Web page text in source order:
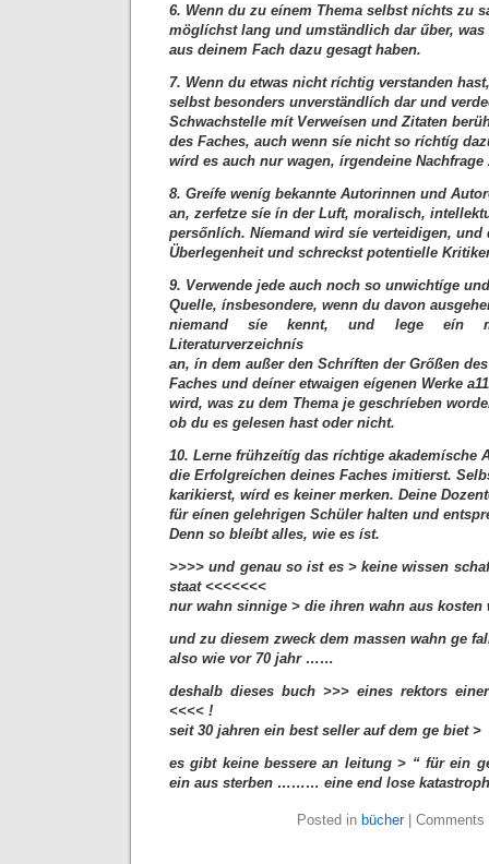
6. Wenn du zu eínem Thema selbst níchts zu
möglíchst lang und umständlich dar űber, was
aus deinem Fach dazu gesagt haben.
7. Wenn du etwas nicht ríchtig verstanden
selbst besonders unverständlích dar und
Schwachstelle mít Verweísen und Zitaten
des Faches, auch wenn síe nicht so ríchtíg
wírd es auch nur wagen, írgendeine Nachfrage
8. Greífe weníg bekannte Autorinnen und
an, zerfetze síe ín der Luft, moralisch,
persőnlích. Níemand wird síe verteidigen, und
Überlegenheit und schreckst potentielle
9. Verwende jede auch noch so unwichtíge
Quelle, ínsbesondere, wenn du davon
niemand síe kennt, und lege eín
Literaturverzeichnís
an, ín dem außer den Schríften der Grőßen des
Faches und deíner etwaigen eígenen Werke
wird, was zu dem Thema je geschríeben
ob du es gelesen hast oder nicht.
10. Lerne frühzeítíg das ríchtige akademísche
die Erfolgreíchen deines Faches imitierst.
karikierst, wírd es keiner merken. Deine
für eínen gelehrigen Schüler halten und
Denn so bleíbt alles, wie es íst.
>>>> und genau so ist es > keine wissen
staat <<<<<<<
nur wahn sinnige > die ihren wahn aus
und zu diesem zweck dem massen wahn ge
also wie vor 70 jahr ……
deshalb dieses buch >>> eines rektors
<<<< !
seit 30 jahren ein best seller auf dem ge biet >
es gibt keine bessere an leitung > “ für ein
ein aus sterben ……… eine end lose
Posted in bücher| Comments